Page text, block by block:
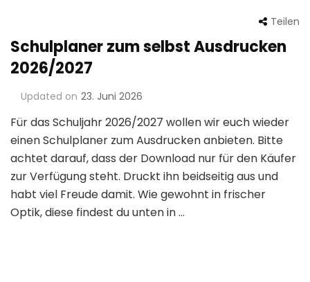
Teilen
Schulplaner zum selbst Ausdrucken
2026/2027
Updated on 23. Juni 2026
Für das Schuljahr 2026/2027 wollen wir euch wieder
einen Schulplaner zum Ausdrucken anbieten. Bitte
achtet darauf, dass der Download nur für den Käufer
zur Verfügung steht. Druckt ihn beidseitig aus und
habt viel Freude damit. Wie gewohnt in frischer
Optik, diese findest du unten in …